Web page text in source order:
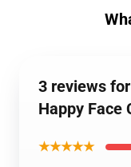
3 reviews
Happy Face
★★★★★